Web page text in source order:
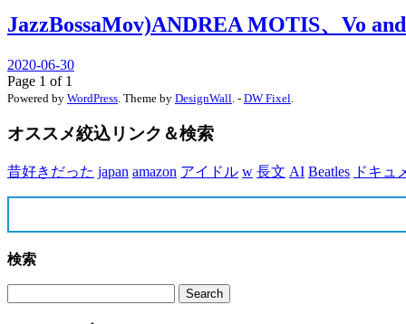
JazzBossaMov)ANDREA MOTIS、Vo
2020-06-30
Page 1 of 1
Powered by WordPress . Theme by DesignWall . - DW Fixel
オススメ絞込リンク＆検索
昔好きだった japan amazon アイドル w 長文 AI Beatles ドキュ
検索